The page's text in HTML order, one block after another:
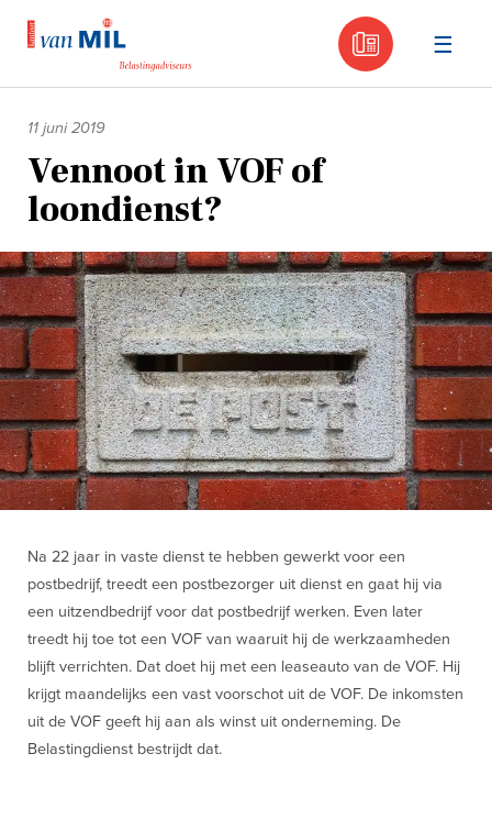
030 -
inhoud
11 juni 2019
Vennoot in VOF of
loondienst?
Na 22 jaar in vaste dienst te hebben gewerkt voor een
postbedrijf, treedt een postbezorger uit dienst en gaat hij via
een uitzendbedrijf voor dat postbedrijf werken. Even later
treedt hij toe tot een VOF van waaruit hij de werkzaamheden
blijft verrichten. Dat doet hij met een leaseauto van de VOF. Hij
krijgt maandelijks een vast voorschot uit de VOF. De inkomsten
uit de VOF geeft hij aan als winst uit onderneming. De
Belastingdienst bestrijdt dat.